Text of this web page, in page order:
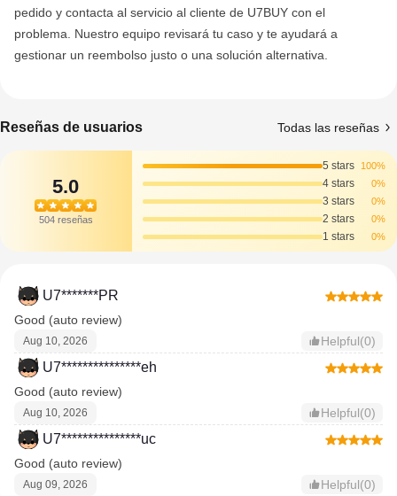
pedido y contacta al servicio al cliente de U7BUY con el
problema. Nuestro equipo revisará tu caso y te ayudará a
gestionar un reembolso justo o una solución alternativa.
Reseñas de usuarios Todas las reseñas
5.0
504 reseñas
5 stars 100%
4 stars 0%
3 stars 0%
2 stars 0%
1 stars 0%
U7*******PR
Good (auto review)
Aug 10, 2026 Helpful(0)
U7***************eh
Good (auto review)
Aug 10, 2026 Helpful(0)
U7***************uc
Good (auto review)
Aug 09, 2026 Helpful(0)